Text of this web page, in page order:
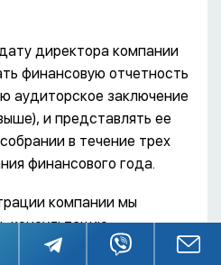
директора компании
финансовую отчетность
аудиторское заключение
и представлять ее
в течение трех
финансового года.
компании мы
консультацию
нерезидентов и